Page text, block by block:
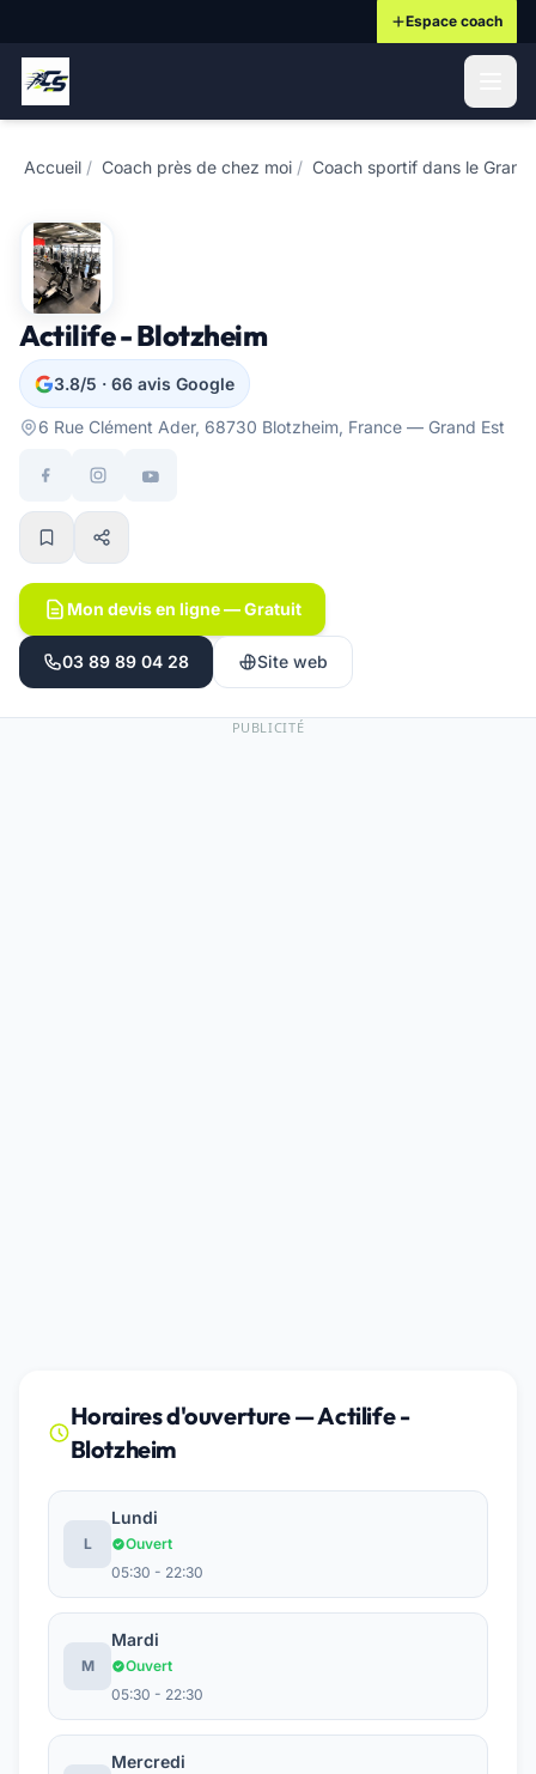
Espace coach
Accueil / Coach près de chez moi / Coach sportif dans le
Actilife - Blotzheim
3.8/5 · 66 avis Google
6 Rue Clément Ader, 68730 Blotzheim, France — Grand Est
Mon devis en ligne — Gratuit
03 89 89 04 28 Site web
PUBLICITÉ
Horaires d'ouverture — Actilife -
Blotzheim
L
Lundi
Ouvert
05:30 - 22:30
M
Mardi
Ouvert
05:30 - 22:30
Mercredi